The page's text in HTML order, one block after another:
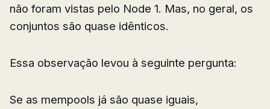
não foram vistas pelo Node 1. Mas, no geral, os
conjuntos são quase idênticos.
Essa observação levou à seguinte pergunta:
Se as mempools já são quase iguais,